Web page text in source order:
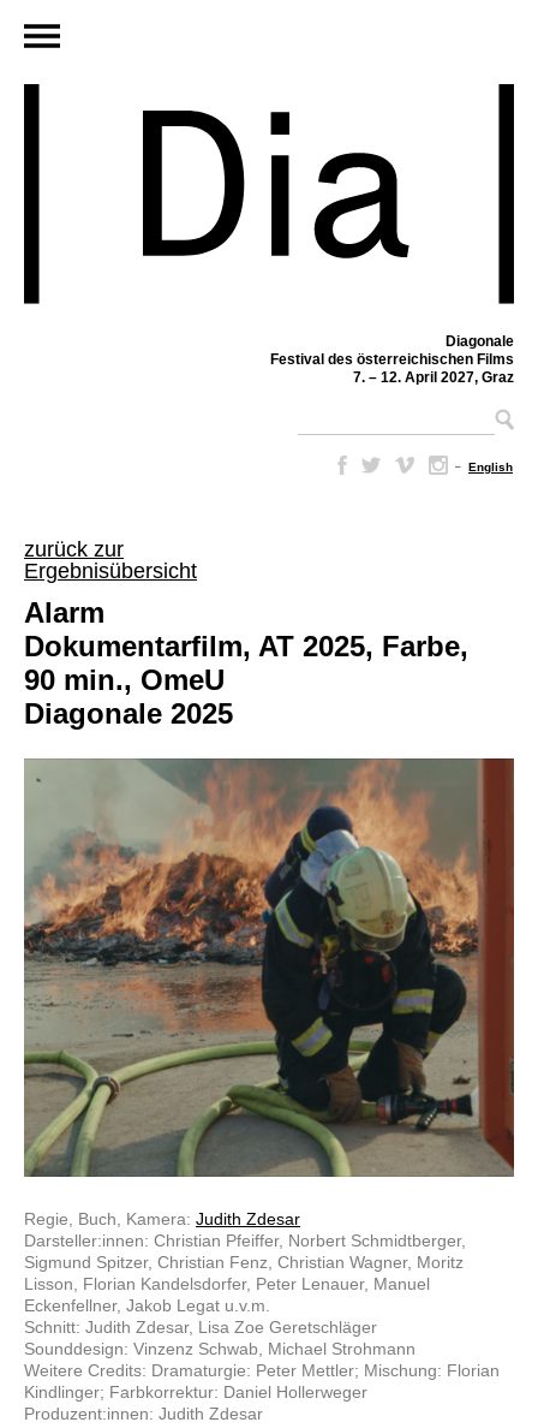
Diagonale
Festival des österreichischen Films
7. – 12. April 2027, Graz
– English
zurück zur
Ergebnisübersicht
Alarm
Dokumentarfilm, AT 2025, Farbe,
90 min., OmeU
Diagonale 2025
Regie, Buch, Kamera: Judith Zdesar
Darsteller:innen: Christian Pfeiffer, Norbert Schmidtberger,
Sigmund Spitzer, Christian Fenz, Christian Wagner, Moritz
Lisson, Florian Kandelsdorfer, Peter Lenauer, Manuel
Eckenfellner, Jakob Legat u.v.m.
Schnitt: Judith Zdesar, Lisa Zoe Geretschläger
Sounddesign: Vinzenz Schwab, Michael Strohmann
Weitere Credits: Dramaturgie: Peter Mettler; Mischung: Florian
Kindlinger; Farbkorrektur: Daniel Hollerweger
Produzent:innen: Judith Zdesar